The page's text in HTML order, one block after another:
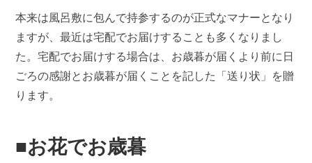
本来は風呂敷に包んで持参するのが正式なマナーとなり
ますが、最近は宅配でお届けすることも多くなりまし
た。宅配でお届けする場合は、お歳暮が届くより前に日
ごろの感謝とお歳暮が届くことを記した「送り状」を贈
ります。
■お花でお歳暮